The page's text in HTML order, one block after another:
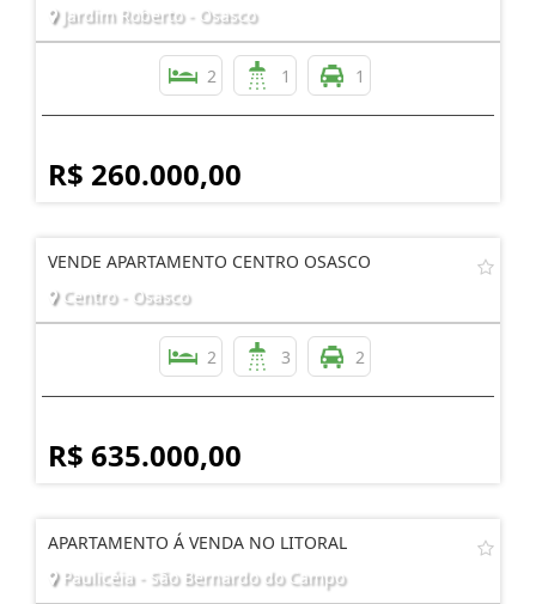
Jardim Roberto - Osasco
2 1 1
R$ 260.000,00
VENDE APARTAMENTO CENTRO OSASCO
Centro - Osasco
2 3 2
R$ 635.000,00
APARTAMENTO Á VENDA NO LITORAL
Paulicéia - São Bernardo do Campo